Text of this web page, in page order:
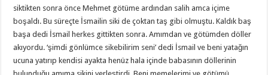
siktikten sonra önce Mehmet götüme ardından salih amca içime
boşaldı. Bu süreçte İsmailin siki de çoktan taş gibi olmuştu. Kaldık baş
başa dedi İsmail herkes gittikten sonra. Amımdan ve götümden döller
akıyordu. ‘şimdi gönlümce sikebilirim seni’ dedi İsmail ve beni yatağın
ucuna yatırıp kendisi ayakta henüz hala içinde babasının döllerinin